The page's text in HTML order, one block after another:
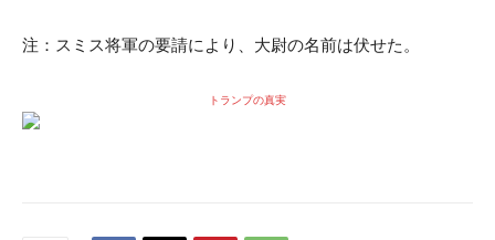
注：スミス将軍の要請により、大尉の名前は伏せた。
トランプの真実